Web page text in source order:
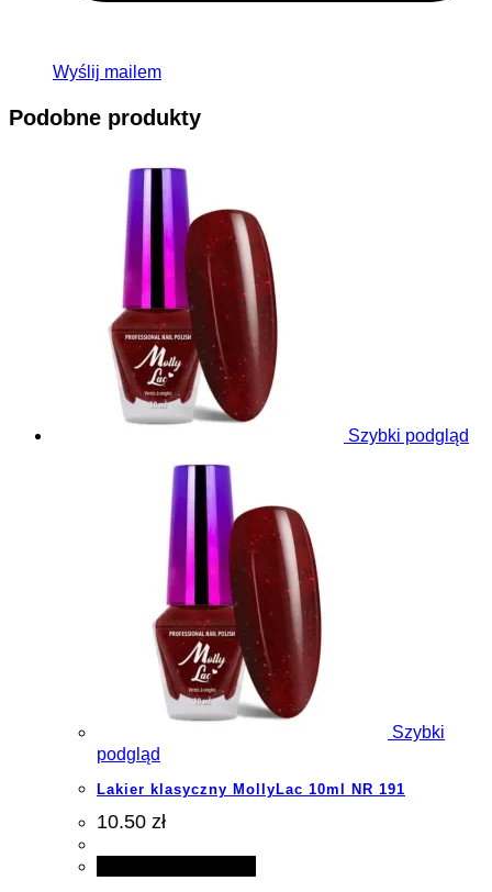
Wyślij mailem
Podobne produkty
Szybki podgląd
Szybki
podgląd
Lakier klasyczny MollyLac 10ml NR 191
10.50 zł